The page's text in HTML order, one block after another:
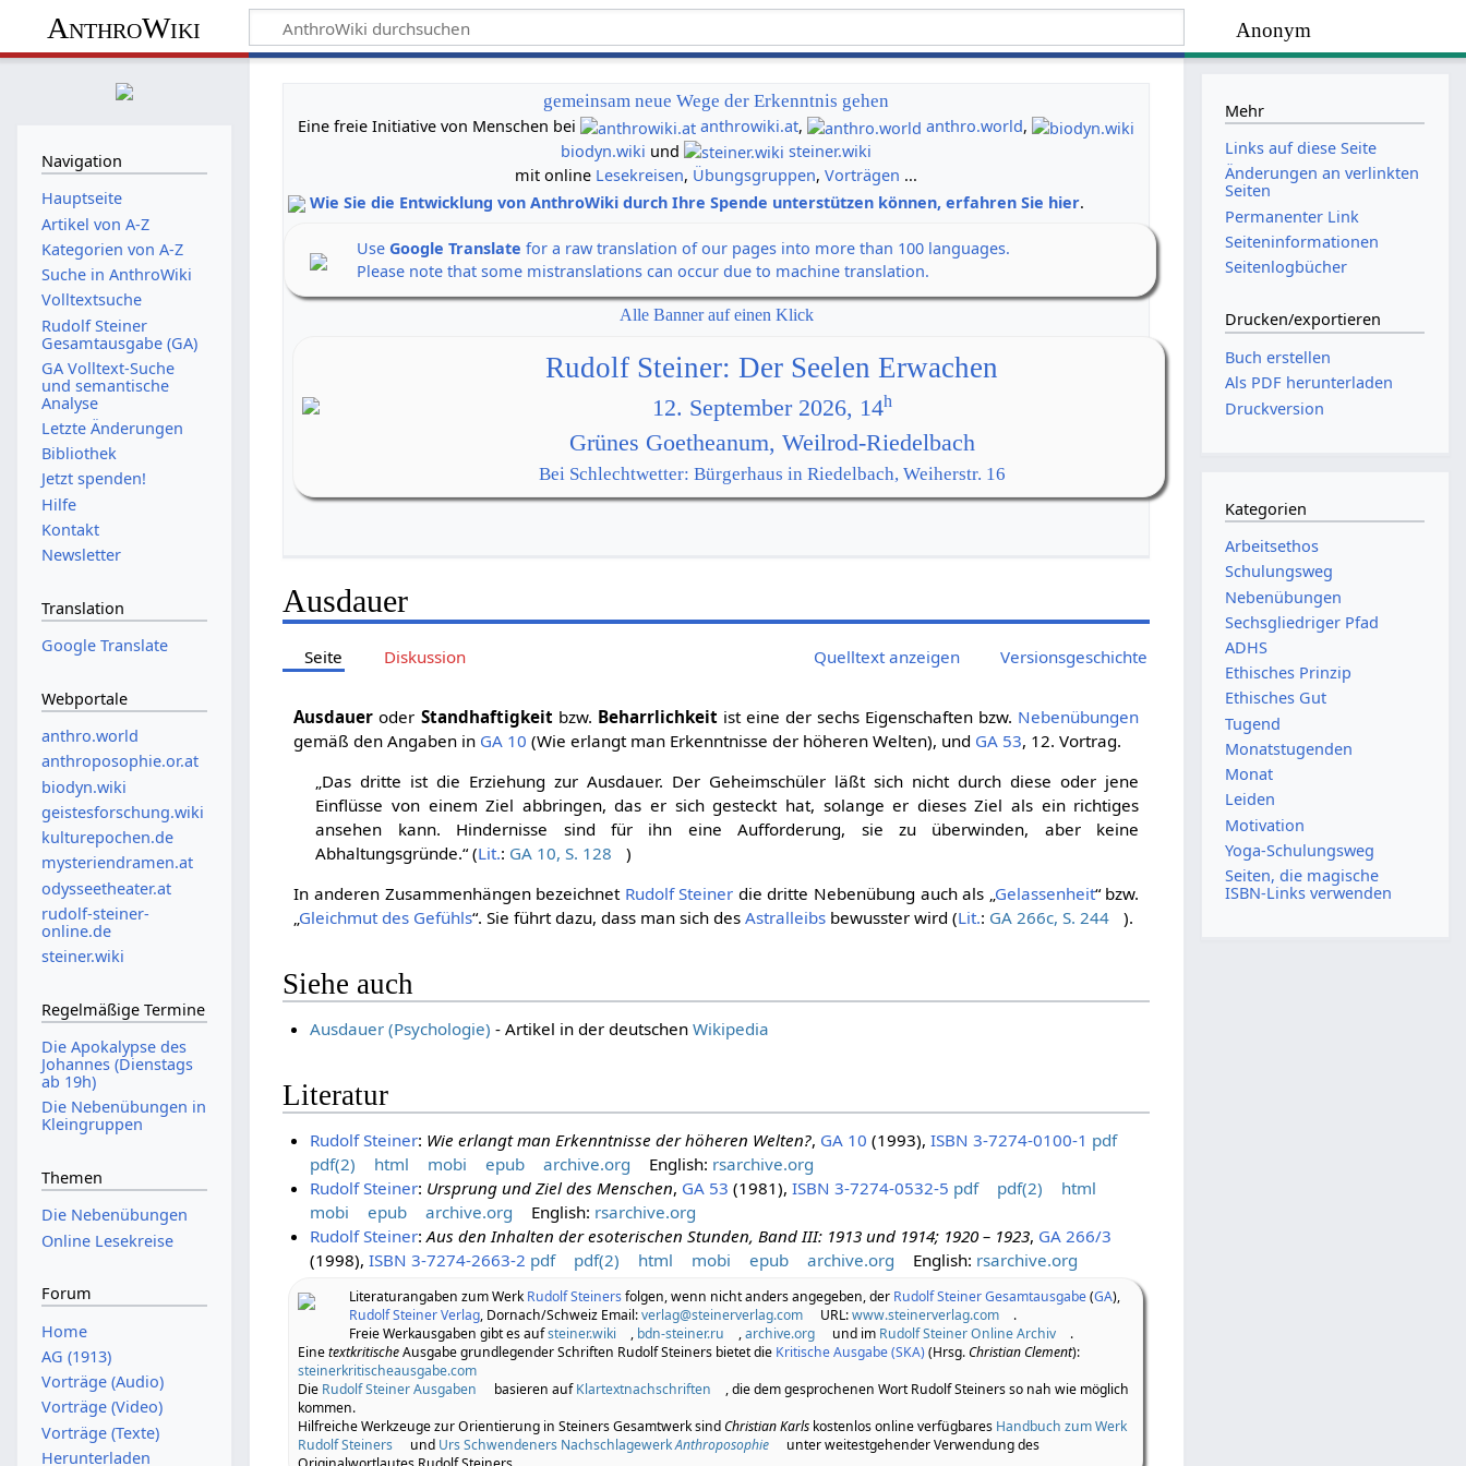
Anonym
AnthroWiki
gemeinsam neue Wege der Erkenntnis gehen
Eine freie Initiative von Menschen bei
anthrowiki.at, anthro.world,
biodyn.wiki und
steiner.wiki
mit online Lesekreisen, Übungsgruppen,Vorträgen ...
Wie Sie die Entwicklung von AnthroWiki durch Ihre Spende unterstützen können, erfahren Sie hier.
UseGoogle Translate for a raw translation of our pages into more than 100 languages.
Please note that some mistranslations can occur due to machine translation.
Alle Banner auf einen Klick
Rudolf Steiner: Der Seelen Erwachen
12. September 2026, 14h
Grünes Goetheanum, Weilrod-Riedelbach
Bei Schlechtwetter: Bürgerhaus in Riedelbach, Weiherstr. 16
Ausdauer
Seite Diskussion Quelltext anzeigen Versionsgeschichte
Ausdauer oder Standhaftigkeitbzw. Beharrlichkeitist eine der sechs Eigenschaften bzw. Nebenübungen
gemäß den Angaben in GA 10 (Wie erlangt man Erkenntnisse der höheren Welten), und GA 53, 12. Vortrag.
„Das dritte ist die Erziehung zur Ausdauer. Der Geheimschüler läßt sich nicht durch diese oder jene
Einflüsse von einem Ziel abbringen, das er sich gesteckt hat, solange er dieses Ziel als ein richtiges
ansehen kann. Hindernisse sind für ihn eine Aufforderung, sie zu überwinden, aber keine
Abhaltungsgründe.“ (Lit.: GA 10, S. 128
)
In anderen Zusammenhängen bezeichnet Rudolf Steiner die dritte Nebenübung auch als „Gelassenheit“ bzw.
„Gleichmut des Gefühls“. Sie führt dazu, dass man sich desAstralleibs bewusster wird (Lit.: GA 266c, S. 244 ).
Siehe auch
Ausdauer (Psychologie) - Artikel in der deutschen Wikipedia
Literatur
Rudolf Steiner: Wie erlangt man Erkenntnisse der höheren Welten?, GA 10 (1993), ISBN 3-7274-0100-1 pdf
pdf(2)
html mobi epub archive.org English: rsarchive.org
Rudolf Steiner: Ursprung und Ziel des Menschen, GA 53 (1981), ISBN 3-7274-0532-5 pdf pdf(2)
html
mobi
epub archive.org English: rsarchive.org
Rudolf Steiner:Aus den Inhalten der esoterischen Stunden, Band III: 1913 und 1914; 1920 – 1923, GA 266/3
(1998), ISBN 3-7274-2663-2 pdf pdf(2) html mobi epub archive.org English: rsarchive.org
Literaturangaben zum WerkRudolf Steinersfolgen, wenn nicht anders angegeben, der Rudolf Steiner Gesamtausgabe(GA),
Rudolf Steiner Verlag, Dornach/Schweiz Email:verlag@steinerverlag.com URL:www.steinerverlag.com
.
Freie Werkausgaben gibt es aufsteiner.wiki , bdn-steiner.ru ,archive.org und im Rudolf Steiner Online Archiv
.
EinetextkritischeAusgabe grundlegender Schriften Rudolf Steiners bietet die Kritische Ausgabe (SKA)(Hrsg.Christian Clement):
steinerkritischeausgabe.com
Die Rudolf Steiner Ausgaben basieren aufKlartextnachschriften
, die dem gesprochenen Wort Rudolf Steiners so nah wie möglich
kommen.
Hilfreiche Werkzeuge zur Orientierung in Steiners Gesamtwerk sindChristian Karls kostenlos online verfügbares Handbuch zum Werk
Rudolf Steiners
und Urs Schwendeners NachschlagewerkAnthroposophie
unter weitestgehender Verwendung des
Navigation
Hauptseite
Artikel von A-Z
Kategorien von A-Z
Suche in AnthroWiki
Volltextsuche
Rudolf Steiner
Gesamtausgabe (GA)
GA Volltext-Suche
und semantische
Analyse
Letzte Änderungen
Bibliothek
Jetzt spenden!
Hilfe
Kontakt
Newsletter
Translation
Google Translate
Webportale
anthro.world
anthroposophie.or.at
biodyn.wiki
geistesforschung.wiki
kulturepochen.de
mysteriendramen.at
odysseetheater.at
rudolf-steiner-
online.de
steiner.wiki
Regelmäßige Termine
Die Apokalypse des
Johannes (Dienstags
ab 19h)
Die Nebenübungen in
Kleingruppen
Themen
Die Nebenübungen
Online Lesekreise
Forum
Home
AG (1913)
Vorträge (Audio)
Vorträge (Video)
Vorträge (Texte)
Herunterladen
Mehr
Links auf diese Seite
Änderungen an verlinkten
Seiten
Permanenter Link
Seiten­­informationen
Seitenlogbücher
Drucken/­exportieren
Buch erstellen
Als PDF herunterladen
Druckversion
Kategorien
Arbeitsethos
Schulungsweg
Nebenübungen
Sechsgliedriger Pfad
ADHS
Ethisches Prinzip
Ethisches Gut
Tugend
Monatstugenden
Monat
Leiden
Motivation
Yoga-Schulungsweg
Seiten, die magische
ISBN-Links verwenden